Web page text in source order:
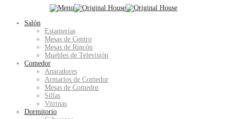
Salón
Estanterías
Mesas de Centro
Mesas de Rincón
Muebles de Televisión
Comedor
Aparadores
Armarios de Comedor
Mesas de Comedor
Sillas
Vitrinas
Dormitorio